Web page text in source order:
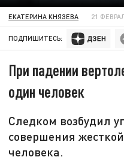
ЕКАТЕРИНА КНЯЗЕВА 21
ПОДПИШИТЕСЬ:
При падении
один человек
Следком возбудил
совершения
человека.